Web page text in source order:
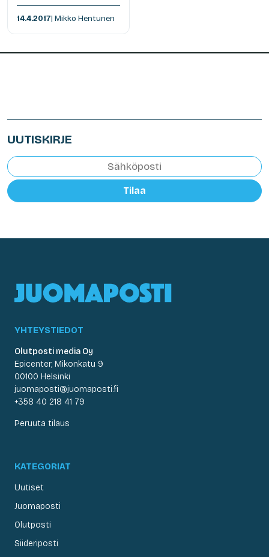
14.4.2017| Mikko Hentunen
UUTISKIRJE
Tilaa
YHTEYSTIEDOT
Olutposti media Oy
Epicenter, Mikonkatu 9
00100 Helsinki
juomaposti@juomaposti.fi
+358 40 218 41 79
Peruuta tilaus
KATEGORIAT
Uutiset
Juomaposti
Olutposti
Siideriposti